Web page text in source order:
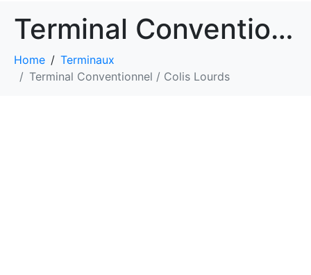
Terminal Conventionnel / Colis Lourds
Home
Terminaux
Terminal Conventionnel / Colis Lourds